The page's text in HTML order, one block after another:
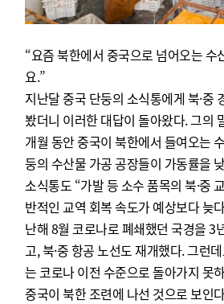
“요즘 북한에서 중국으로 넘어오는 수
요.”
지난달 중국 단둥의 소식통에게 북·중
봤더니 이러한 대답이 돌아왔다. 그의
개월 동안 중국이 북한에서 들여오는
둥의 수산물 가공 공장들이 가동률을
소식통도 “가발 등 소수 품목의 북·중
반적인 교역 회복 속도가 예상보다 늦
난해 8월 코로나로 폐쇄했던 국경을 3
고, 북·중 항공 노선도 재개했다. 그런
는 코로나 이전 수준으로 돌아가지 못
중국이 북한 조련에 나선 것으로 보인